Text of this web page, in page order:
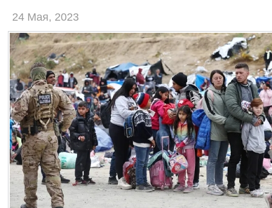
24 Мая, 2023